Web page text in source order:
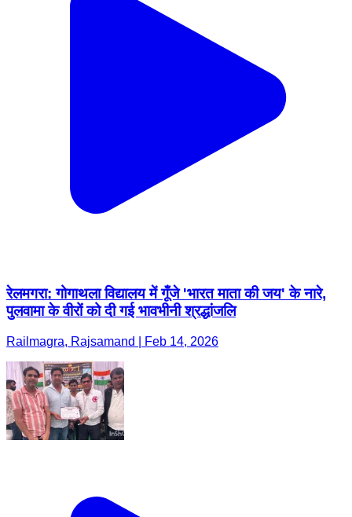
रेलमगरा: गोगाथला विद्यालय में गूँजे 'भारत माता की जय' के नारे,
पुलवामा के वीरों को दी गई भावभीनी श्रद्धांजलि
Railmagra, Rajsamand | Feb 14, 2026